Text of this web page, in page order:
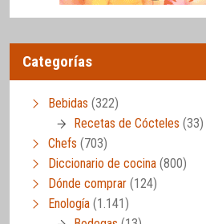
Categorías
Bebidas (322)
Recetas de Cócteles (33)
Chefs (703)
Diccionario de cocina (800)
Dónde comprar (124)
Enología (1.141)